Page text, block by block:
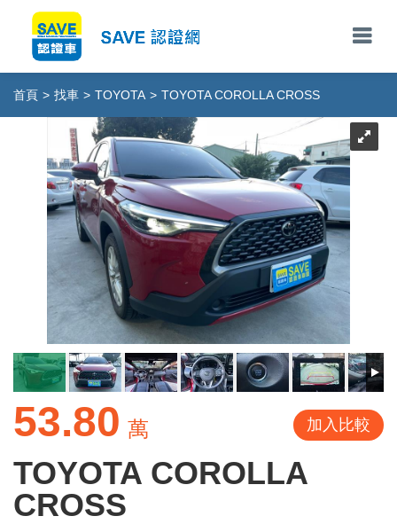
首頁 > 找車 > TOYOTA > TOYOTA COROLLA CROSS
53.80 萬 加入比較
TOYOTA COROLLA
CROSS